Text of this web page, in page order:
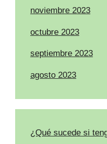
noviembre 2023
octubre 2023
septiembre 2023
agosto 2023
¿Qué sucede si